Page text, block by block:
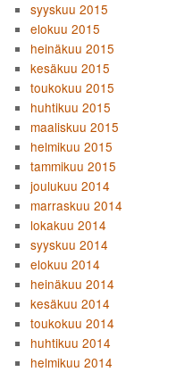
syyskuu 2015
elokuu 2015
heinäkuu 2015
kesäkuu 2015
toukokuu 2015
huhtikuu 2015
maaliskuu 2015
helmikuu 2015
tammikuu 2015
joulukuu 2014
marraskuu 2014
lokakuu 2014
syyskuu 2014
elokuu 2014
heinäkuu 2014
kesäkuu 2014
toukokuu 2014
huhtikuu 2014
helmikuu 2014